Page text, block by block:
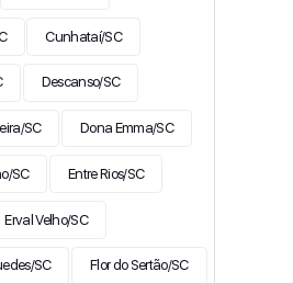
Cunhataí/SC
Descanso/SC
SC Dona Emma/SC
SC Entre Rios/SC
Erval Velho/SC
SC Flor do Sertão/SC